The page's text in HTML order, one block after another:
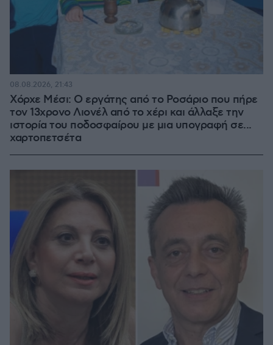
Χόρχε Μέσι: Ο εργάτης από το Ροσάριο που πήρε
τον 13χρονο Λιονέλ από το χέρι και άλλαξε την
ιστορία του ποδοσφαίρου με μια υπογραφή σε...
χαρτοπετσέτα
08.08.2026, 21:43